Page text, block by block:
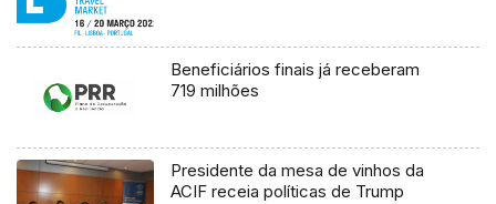
Beneficiários finais já receberam
719 milhões
Presidente da mesa de vinhos da
ACIF receia políticas de Trump